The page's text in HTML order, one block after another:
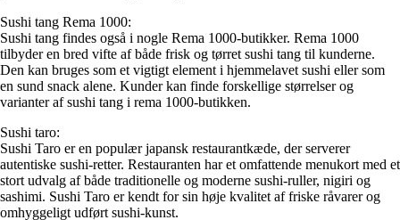
Sushi tang Rema 1000:
Sushi tang findes også i nogle Rema 1000-butikker. Rema 1000
tilbyder en bred vifte af både frisk og tørret sushi tang til kunderne.
Den kan bruges som et vigtigt element i hjemmelavet sushi eller som
en sund snack alene. Kunder kan finde forskellige størrelser og
varianter af sushi tang i rema 1000-butikken.
Sushi taro:
Sushi Taro er en populær japansk restaurantkæde, der serverer
autentiske sushi-retter. Restauranten har et omfattende menukort med et
stort udvalg af både traditionelle og moderne sushi-ruller, nigiri og
sashimi. Sushi Taro er kendt for sin høje kvalitet af friske råvarer og
omhyggeligt udført sushi-kunst.